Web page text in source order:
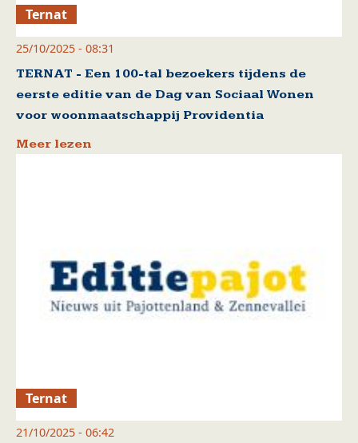
Ternat
25/10/2025 - 08:31
TERNAT - Een 100-tal bezoekers tijdens de
eerste editie van de Dag van Sociaal Wonen
voor woonmaatschappij Providentia
Meer lezen
Ternat
21/10/2025 - 06:42